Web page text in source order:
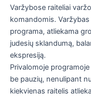
Varžybose raiteliai
komandomis.
programa, atliekama
judesių sklandumą,
ekspresiją.
Privalomoje
be pauzių, nenulipant
kiekvienas raitelis